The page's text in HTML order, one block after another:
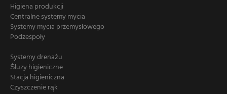
Higiena produkcji
Centralne systemy mycia
Systemy mycia przemysłowego
Podzespoły
Systemy drenażu
Śluzy higieniczne
Stacja higieniczna
Czyszczenie rąk